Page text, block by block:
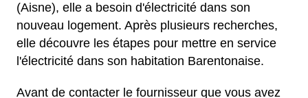
(Aisne), elle a besoin d'électricité dans son
nouveau logement. Après plusieurs recherches,
elle découvre les étapes pour mettre en service
l'électricité dans son habitation Barentonaise.
Avant de contacter le fournisseur que vous avez